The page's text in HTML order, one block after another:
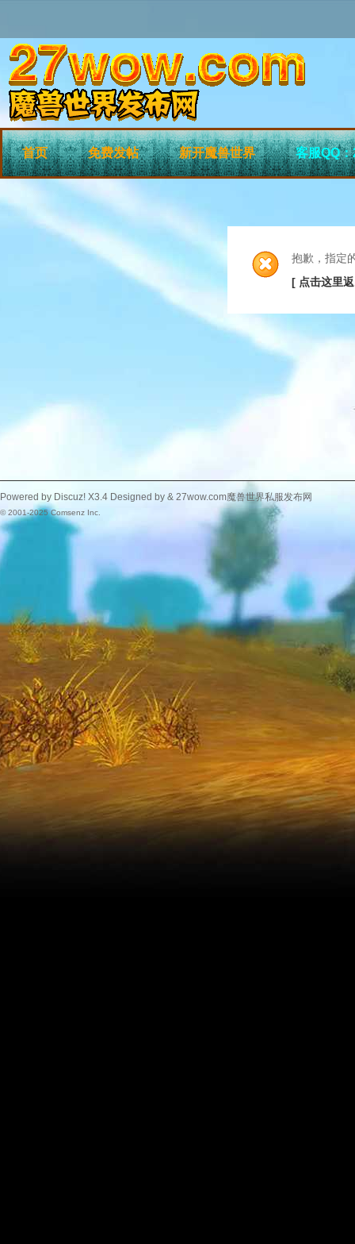
首页 免费发帖 新开魔兽世界 客服QQ
抱歉，指定
[ 点击这里
Powered by Discuz! X3.4 Designed by & 27wow.com魔兽世界私服发布网
© 2001-2025Comsenz Inc.